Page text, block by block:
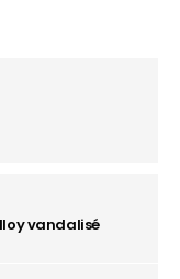
vandalisé